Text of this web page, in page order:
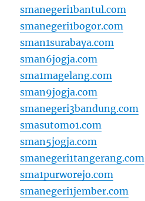
smanegeri1bantul.com
smanegeri1bogor.com
sman1surabaya.com
sman6jogja.com
sma1magelang.com
sman9jogja.com
smanegeri3bandung.com
smasutomo1.com
sman5jogja.com
smanegeri1tangerang.com
sma1purworejo.com
smanegeri1jember.com